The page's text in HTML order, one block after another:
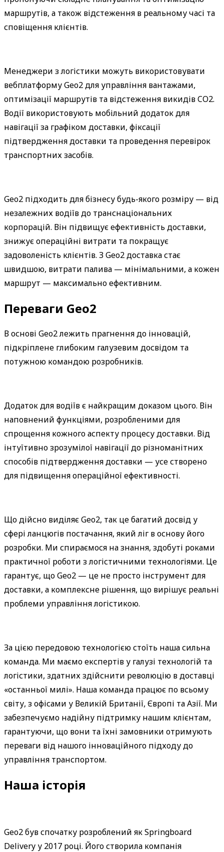
маршрутів, а також відстеження в реальному часі та
сповіщення клієнтів.
Менеджери з логістики можуть використовувати
вебплатформу Geo2 для управління вантажами,
оптимізації маршрутів та відстеження викидів CO2.
Водії використовують мобільний додаток для
навігації за графіком доставки, фіксації
підтвердження доставки та проведення перевірок
транспортних засобів.
Geo2 підходить для бізнесу будь-якого розміру — від
незалежних водіїв до транснаціональних
корпорацій. Він підвищує ефективність доставки,
знижує операційні витрати та покращує
задоволеність клієнтів. З Geo2 доставка стає
швидшою, витрати палива — мінімальними, а кожен
маршрут — максимально ефективним.
Переваги Geo2
В основі Geo2 лежить прагнення до інновацій,
підкріплене глибоким галузевим досвідом та
потужною командою розробників.
Додаток для водіїв є найкращим доказом цього. Він
наповнений функціями, розробленими для
спрощення кожного аспекту процесу доставки. Від
інтуїтивно зрозумілої навігації до різноманітних
способів підтвердження доставки — усе створено
для підвищення операційної ефективності.
Що дійсно виділяє Geo2, так це багатий досвід у
сфері ланцюгів постачання, який ліг в основу його
розробки. Ми спираємося на знання, здобуті роками
практичної роботи з логістичними технологіями. Це
гарантує, що Geo2 — це не просто інструмент для
доставки, а комплексне рішення, що вирішує реальні
проблеми управління логістикою.
За цією передовою технологією стоїть наша сильна
команда. Ми маємо експертів у галузі технологій та
логістики, здатних здійснити революцію в доставці
«останньої милі». Наша команда працює по всьому
світу, з офісами у Великій Британії, Європі та Азії. Ми
забезпечуємо надійну підтримку нашим клієнтам,
гарантуючи, що вони та їхні замовники отримують
переваги від нашого інноваційного підходу до
управління транспортом.
Наша історія
Geo2 був спочатку розроблений як Springboard
Delivery у 2017 році. Його створила компанія